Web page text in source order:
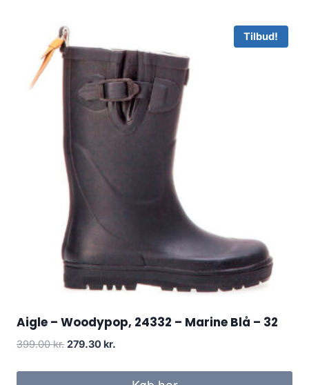
Tilbud!
Aigle – Woodypop, 24332 – Marine Blå – 32
399.00kr. Den
pris
279.30 kr.
pris